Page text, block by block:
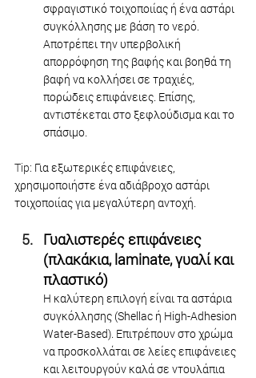
σφραγιστικό τοιχοποιίας ή ένα αστάρι
συγκόλλησης με βάση το νερό.
Αποτρέπει την υπερβολική
απορρόφηση της βαφής και βοηθά τη
βαφή να κολλήσει σε τραχιές,
πορώδεις επιφάνειες. Επίσης,
αντιστέκεται στο ξεφλούδισμα και το
σπάσιμο.
Tip: Για εξωτερικές επιφάνειες,
χρησιμοποιήστε ένα αδιάβροχο αστάρι
τοιχοποιίας για μεγαλύτερη αντοχή.
Γυαλιστερές επιφάνειες
(πλακάκια, laminate, γυαλί και
πλαστικό)
Η καλύτερη επιλογή είναι τα αστάρια
συγκόλλησης (Shellac ή High-Adhesion
Water-Based). Επιτρέπουν στο χρώμα
να προσκολλάται σε λείες επιφάνειες
και λειτουργούν καλά σε ντουλάπια